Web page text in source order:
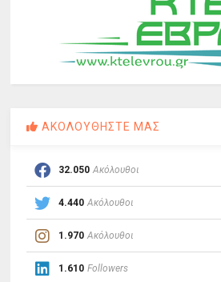
ΑΚΟΛΟΥΘΗΣΤΕ ΜΑΣ
32.050 Ακόλουθοι
4.440 Ακόλουθοι
1.970 Ακόλουθοι
1.610 Followers